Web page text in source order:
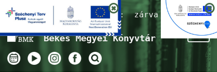
Nyitvatartás ma:zárva
Békés Megyei Könyvtár